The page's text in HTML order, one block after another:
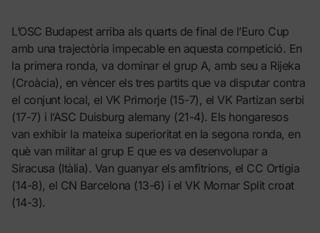
L’OSC Budapest arriba als quarts de final de l’Euro Cup
amb una trajectòria impecable en aquesta competició. En
la primera ronda, va dominar el grup A, amb seu a Rijeka
(Croàcia), en vèncer els tres partits que va disputar contra
el conjunt local, el VK Primorje (15-7), el VK Partizan serbi
(17-7) i l’ASC Duisburg alemany (21-4). Els hongaresos
van exhibir la mateixa superioritat en la segona ronda, en
què van militar al grup E que es va desenvolupar a
Siracusa (Itàlia). Van guanyar els amfitrions, el CC Ortigia
(14-8), el CN Barcelona (13-6) i el VK Mornar Split croat
(14-3).